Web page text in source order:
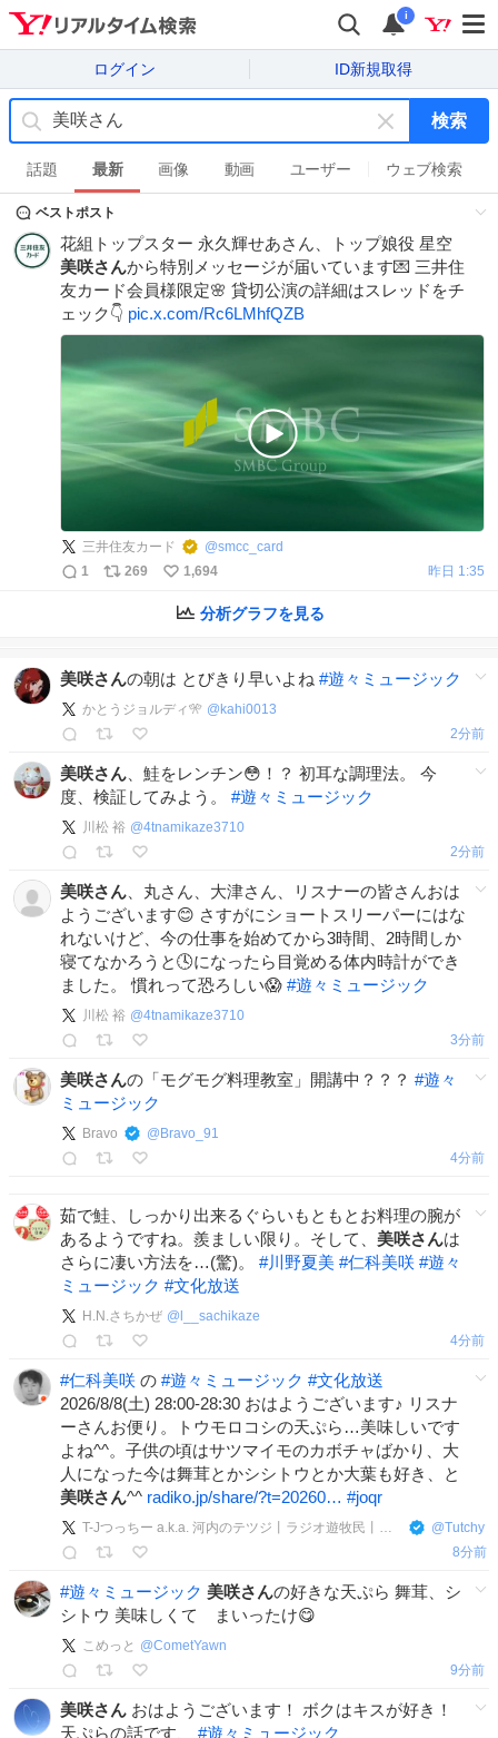
i
ログイン ID新規取得
キ
ー
ワ
ド
を
消
検索
話題 最新 画像 動画 ユーザー ウェブ検索
ベストポスト
花組トップスター 永久輝せあさん、トップ娘役 星空
美咲さんから特別メッセージが届いています💌 三井住
友カード会員様限定🌸 貸切公演の詳細はスレッドをチ
ェック👇 pic.x.com/Rc6LMhfQZB
三井住友カード @smcc_card
1
269 1,694 昨日 1:35
分析グラフを見る
美咲さんの朝は とびきり早いよね #遊々ミュージック
かとうジョルディ🎌 @ kahi0013
2分前
美咲さん 、鮭をレンチン😳！？ 初耳な調理法。 今
度、検証してみよう。 #遊々ミュージック
川松 裕 @4tnamikaze3710
2分前
美咲さん 、丸さん、大津さん、リスナーの皆さんおは
ようございます😊 さすがにショートスリーパーにはな
れないけど、今の仕事を始めてから3時間、2時間しか
寝てなかろうと🕓になったら目覚める体内時計ができ
ました。 慣れって恐ろしい😱 #遊々ミュージック
川松 裕 @4tnamikaze3710
3分前
美咲さんの「モグモグ料理教室」開講中？？？ #遊々
ミュージック
Bravo @ Bravo_91
4分前
茹で鮭、しっかり出来るぐらいもともとお料理の腕が
あるようですね。羨ましい限り。そして、 美咲さんは
さらに凄い方法を…(驚)。 #川野夏美 #仁科美咲 #遊々
ミュージック #文化放送
H.N.さちかぜ @ l__sachikaze
4分前
#仁科美咲 の #遊々ミュージック #文化放送
2026/8/8(土) 28:00-28:30 おはようございます♪ リスナ
ーさんお便り。トウモロコシの天ぷら…美味しいです
よね^^。子供の頃はサツマイモのカボチャばかり、大
人になった今は舞茸とかシシトウとか大葉も好き、と
美咲さん^^ radiko.jp/share/?t=20260… #joqr
T-Jつっちー a.k.a. 河内のテツジ丨ラジオ遊牧民丨元祖つっちー丨川辻徹治(かわつじ てつじ) @Tutchy
8分前
#遊々ミュージック 美咲さんの好きな天ぷら 舞茸、シ
シトウ 美味しくて まいったけ😋
こめっと @CometYawn
9分前
美咲さん おはようございます！ ボクはキスが好き！
天ぷらの話です、 #遊々ミュージック